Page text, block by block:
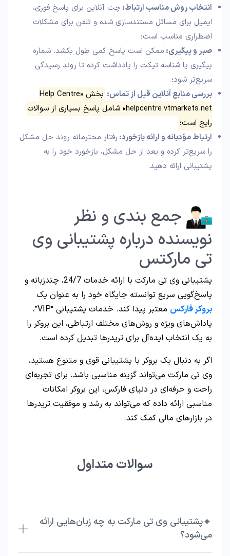
انتخاب روش مناسب ارتباط: چت آنلاین برای پاسخ فوری،
ایمیل برای مسائل مستندسازی شده و تلفن برای مشکلات
اضطراری مناسب است؛
صبر و پیگیری: ممکن است پاسخ کمی طول بکشد. شماره
پیگیری یا شناسه تیکت را یادداشت کرده تا روند رسیدگی
سریع‌تر شود؛
بررسی منابع آنلاین قبل از تماس:
بخش «Help Centre
helpcentre.vtmarkets.net» شامل پاسخ بسیاری از سوالات
رایج است؛
ارتباط مؤدبانه و ارائه بازخورد: رفتار محترمانه روند حل مشکل
را سریع‌تر کرده و بعد از حل مشکل، بازخورد خود را به
پشتیبانی ارائه دهید.
جمع بندی و نظر
نویسنده درباره پشتیبانی وی
تی مارکتس
پشتیبانی وی تی مارکت با ارائه خدمات 24/7، چندزبانه و
پاسخ‌گویی سریع توانسته جایگاه خود را به عنوان یک
بروکر فارکس
معتبر پیدا کند. خدمات پشتیبانی “VIP”،
پاداش‌های ویژه و روش‌های مختلف ارتباطی، این بروکر را
به یک انتخاب ایده‌آل برای تریدرها تبدیل کرده است.
اگر به دنبال یک بروکر با پشتیبانی قوی و متنوع هستید،
وی تی مارکت می‌تواند گزینه مناسبی باشد. برای تجربه‌ای
راحت و حرفه‌ای در دنیای فارکس، این بروکر امکانات
مناسبی ارائه داده که می‌تواند به رشد و موفقیت تریدرها
در بازارهای مالی کمک کند.
سوالات متداول
🔸پشتیبانی وی تی مارکت به چه زبان‌هایی ارائه
می‌شود؟